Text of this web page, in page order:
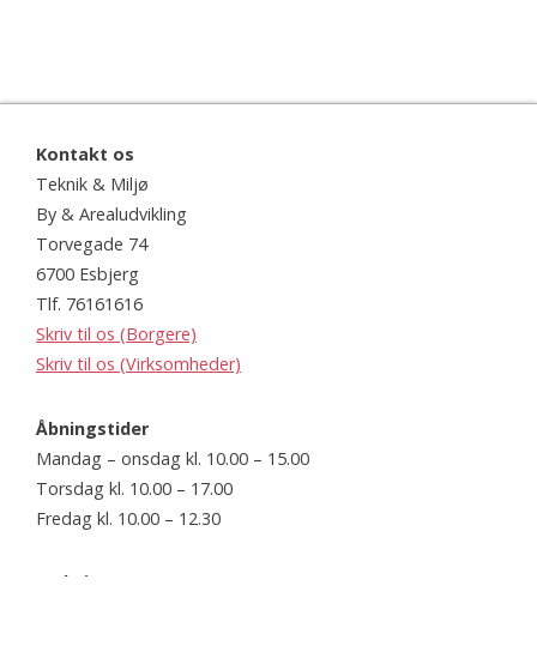
Kontakt os
Teknik & Miljø
By & Arealudvikling
Torvegade 74
6700 Esbjerg
Tlf. 76161616
Skriv til os (Borgere)
Skriv til os (Virksomheder)
Åbningstider
Mandag – onsdag kl. 10.00 – 15.00
Torsdag kl. 10.00 – 17.00
Fredag kl. 10.00 – 12.30
Website